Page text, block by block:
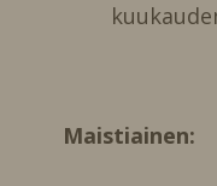
Maistiainen: